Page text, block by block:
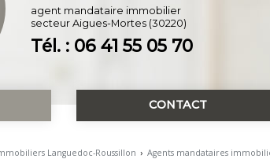
agent mandataire immobilier
secteurAigues-Mortes (30220)
Tél. : 06 41 55 05 70
CONTACT
Languedoc-Roussillon › Agents mandataires